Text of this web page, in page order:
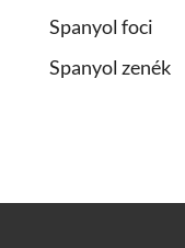
Spanyol foci
Spanyol zenék